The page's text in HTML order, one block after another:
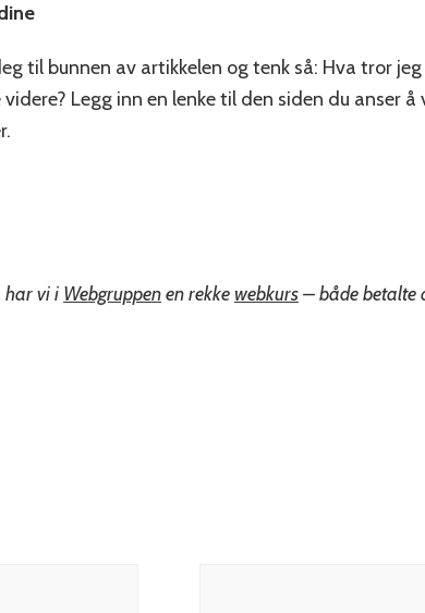
til bunnen av artikkelen og tenk så: Hva tror
Legg inn en lenke til den siden du anser
har vi i Webgruppenen rekke webkurs– både betalte